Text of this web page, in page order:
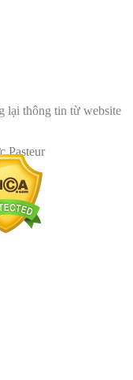
lại thông tin từ website
Pasteur